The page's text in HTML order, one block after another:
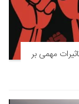
مهمی بر